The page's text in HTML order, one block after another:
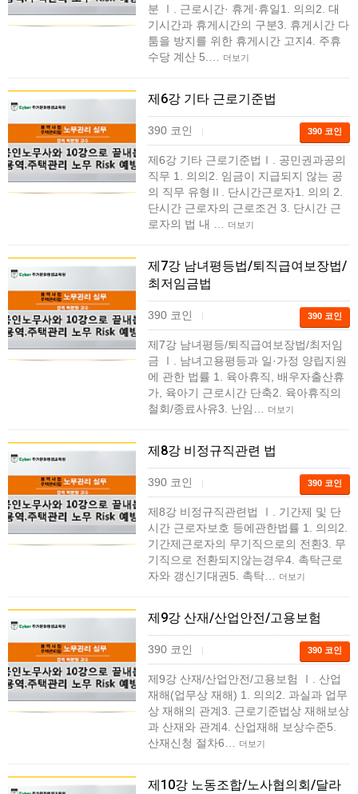
분 Ⅰ. 근로시간· 휴게·휴일1. 의의2. 대
기시간과 휴게시간의 구분3. 휴게시간 다
툼을 방지를 위한 휴게시간 고지4. 주휴
수당 계산 5.…
더보기
제6강 기타 근로기준법
390 코인 | 390 코인
제6강 기타 근로기준법Ⅰ. 공민권과공의
직무 1. 의의2. 임금이 지급되지 않는 공
의 직무 유형Ⅱ. 단시간근로자1. 의의 2.
단시간 근로자의 근로조건 3. 단시간 근
로자의 법 내 …
더보기
제7강 남녀평등법/퇴직급여보장법/
최저임금법
390 코인 | 390 코인
제7강 남녀평등/퇴직급여보장법/최저임
금 Ⅰ. 남녀고용평등과 일·가정 양립지원
에 관한 법률 1. 육아휴직, 배우자출산휴
가, 육아기 근로시간 단축2. 육아휴직의
철회/종료사유3. 난임…
더보기
제8강 비정규직관련 법
390 코인 | 390 코인
제8강 비정규직관련법 Ⅰ. 기간제 및 단
시간 근로자보호 등에관한법률 1. 의의2.
기간제근로자의 무기직으로의 전환3. 무
기직으로 전환되지않는경우4. 촉탁근로
자와 갱신기대권5. 촉탁…
더보기
제9강 산재/산업안전/고용보험
390 코인 | 390 코인
제9강 산재/산업안전/고용보험 Ⅰ. 산업
재해(업무상 재해) 1. 의의2. 과실과 업무
상 재해의 관계3. 근로기준법상 재해보상
과 산재와 관계4. 산업재해 보상수준5.
산재신청 절차6…
더보기
제10강 노동조합/노사협의회/달라